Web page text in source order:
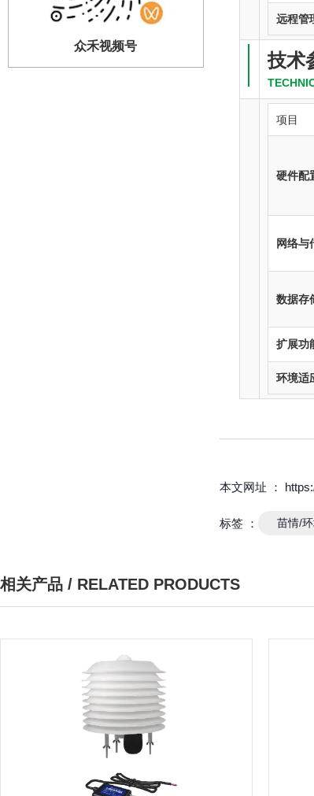
众禾视频号
远程管
技术
项目
硬件配
网络与
数据存
扩展功
环境适
本文网址 ：
标签 ： 苗情/
相关产品 / RELATED PRODUCTS